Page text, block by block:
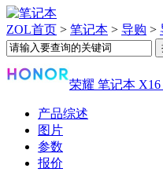
ZOL首页 > 笔记本 > 导购 >
荣耀 笔记本 X16
产品综述
图片
参数
报价